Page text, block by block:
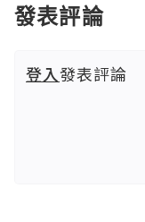
發表評論
登入發表評論